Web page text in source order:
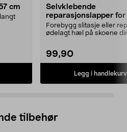
cm
Selvklebende
reparasjonslapper
pakning
Forebygg slitasje eller
ødelagt hæl på skoene
99,90
Legg i handlekurv
tilbehør